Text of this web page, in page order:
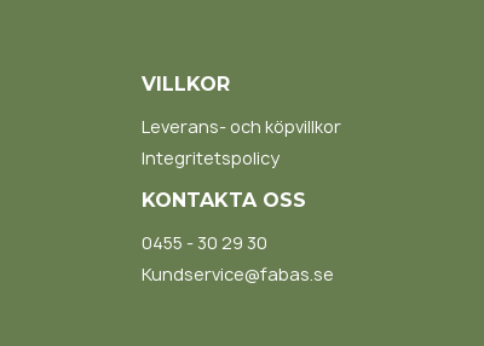
VILLKOR
Leverans- och köpvillkor
Integritetspolicy
KONTAKTA OSS
0455 - 30 29 30
Kundservice@fabas.se